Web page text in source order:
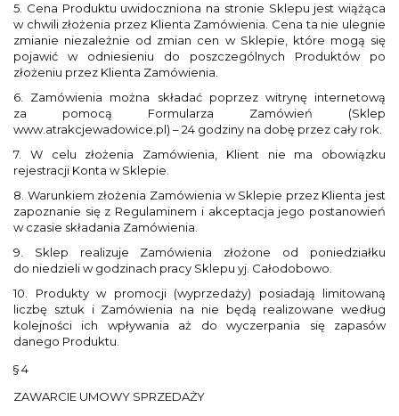
5. Cena Produktu uwidoczniona na stronie Sklepu jest wiążąca
w chwili złożenia przez Klienta Zamówienia. Cena ta nie ulegnie
zmianie niezależnie od zmian cen w Sklepie, które mogą się
pojawić w odniesieniu do poszczególnych Produktów po
złożeniu przez Klienta Zamówienia.
6. Zamówienia można składać poprzez witrynę internetową
za pomocą Formularza Zamówień (Sklep
www.atrakcjewadowice.pl) – 24 godziny na dobę przez cały rok.
7. W celu złożenia Zamówienia, Klient nie ma obowiązku
rejestracji Konta w Sklepie.
8. Warunkiem złożenia Zamówienia w Sklepie przez Klienta jest
zapoznanie się z Regulaminem i akceptacja jego postanowień
w czasie składania Zamówienia.
9. Sklep realizuje Zamówienia złożone od poniedziałku
do niedzieli w godzinach pracy Sklepu yj. Całodobowo.
10. Produkty w promocji (wyprzedaży) posiadają limitowaną
liczbę sztuk i Zamówienia na nie będą realizowane według
kolejności ich wpływania aż do wyczerpania się zapasów
danego Produktu.
§ 4
ZAWARCIE UMOWY SPRZEDAŻY